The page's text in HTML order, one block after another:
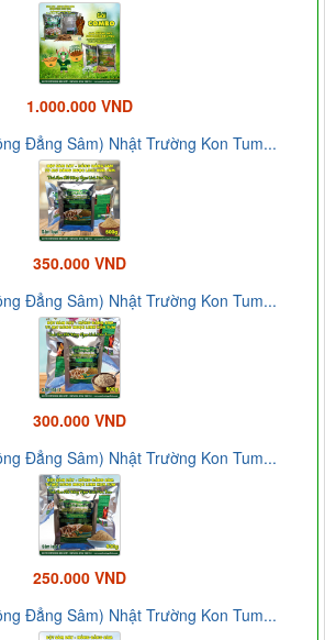
1.000.000 VND
Đẳng Sâm) Nhật Trường Kon Tum...
350.000 VND
Đẳng Sâm) Nhật Trường Kon Tum...
300.000 VND
Đẳng Sâm) Nhật Trường Kon Tum...
250.000 VND
Đẳng Sâm) Nhật Trường Kon Tum...